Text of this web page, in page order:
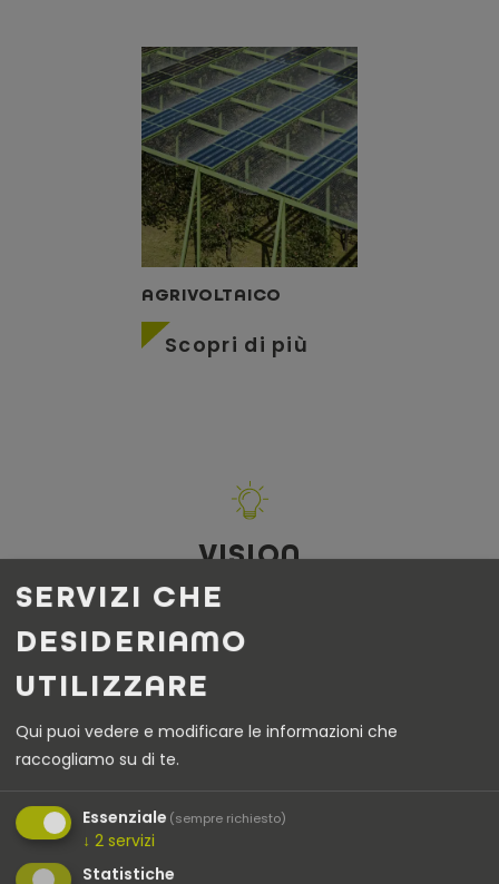
AGRIVOLTAICO
Scopri di più
VISION
Stiamo plasmando il futuro in modo che sia più privo di
emissioni, piú efficiente dal punto di vista energetico e
SERVIZI CHE
DESIDERIAMO
UTILIZZARE
Qui puoi vedere e modificare le informazioni che
raccogliamo su di te.
Essenziale (sempre richiesto)
↓ 2 servizi
Statistiche